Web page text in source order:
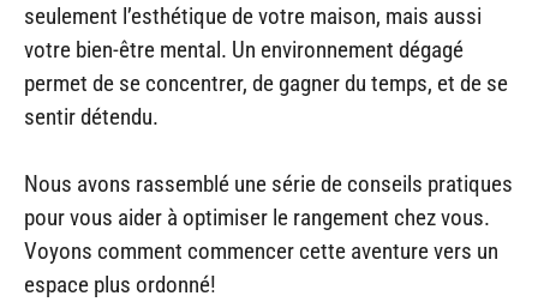
seulement l’esthétique de votre maison, mais aussi
votre bien-être mental. Un environnement dégagé
permet de se concentrer, de gagner du temps, et de se
sentir détendu.
Nous avons rassemblé une série de conseils pratiques
pour vous aider à optimiser le rangement chez vous.
Voyons comment commencer cette aventure vers un
espace plus ordonné!